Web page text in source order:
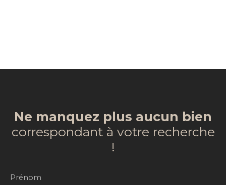
Ne manquez plus aucun bien
correspondant à votre recherche
!
Prénom